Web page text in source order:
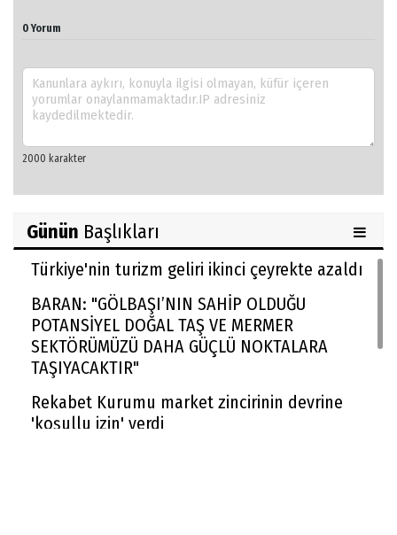
0 Yorum
Günün Başlıkları
Türkiye'nin turizm geliri ikinci çeyrekte azaldı
BARAN: "GÖLBAŞI’NIN SAHİP OLDUĞU
POTANSİYEL DOĞAL TAŞ VE MERMER
SEKTÖRÜMÜZÜ DAHA GÜÇLÜ NOKTALARA
TAŞIYACAKTIR"
Rekabet Kurumu market zincirinin devrine
'koşullu izin' verdi